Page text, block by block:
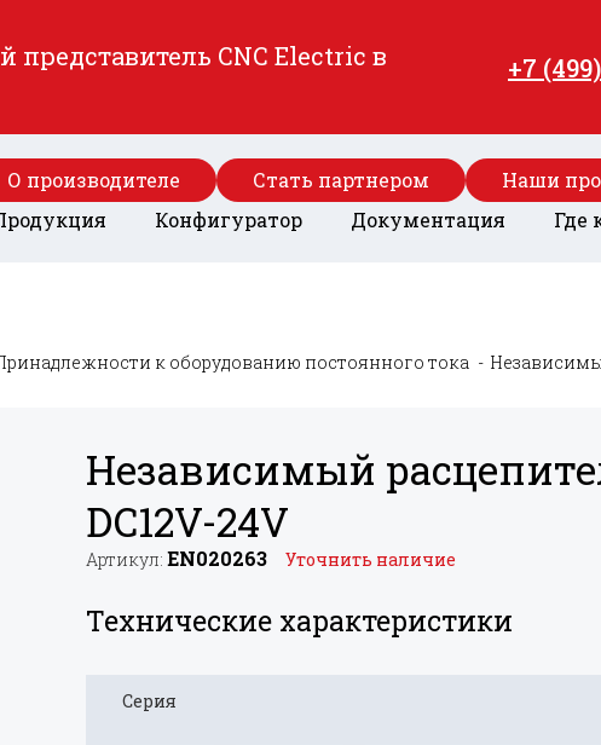
CNC Electric в +7
О производителе Стать партнером
Наши
Конфигуратор Документация Где
к оборудованию постоянного тока
Независимый
DC12V-24V
Артикул: EN020263 Уточнить наличие
Технические характеристики
Серия